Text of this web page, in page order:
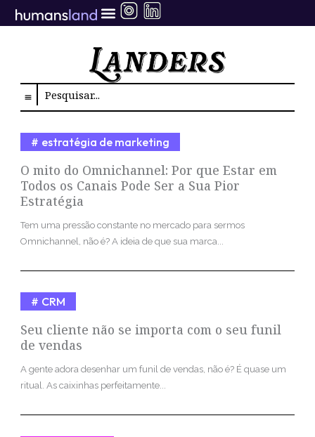
para
Search
O mito do Omnichannel: Por que Estar em
Todos os Canais Pode Ser a Sua Pior
Estratégia
estratégia de marketing
Tem uma pressão constante no mercado para sermos
Omnichannel, não é? A ideia de que sua marca...
Seu cliente não se importa com o seu funil
de vendas
CRM
A gente adora desenhar um funil de vendas, não é? É quase um
ritual. As caixinhas perfeitamente...